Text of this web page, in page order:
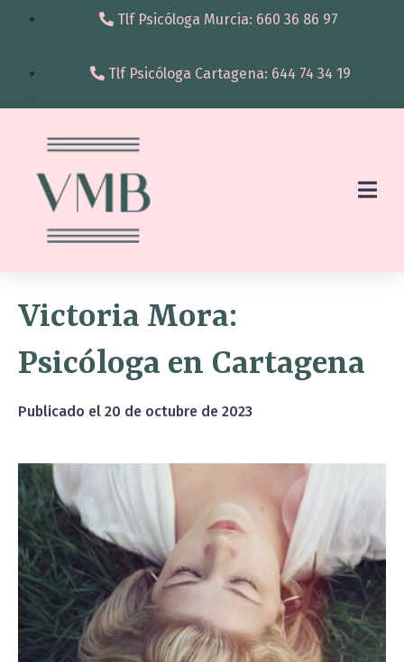
Tlf Psicóloga Murcia: 660 36 86 97
Tlf Psicóloga Cartagena: 644 74 34 19
Victoria Mora:
Psicóloga en Cartagena
Publicado el 20 de octubre de 2023